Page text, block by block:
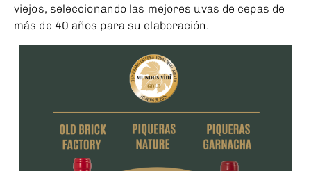
viejos, seleccionando las mejores uvas de cepas de
más de 40 años para su elaboración.